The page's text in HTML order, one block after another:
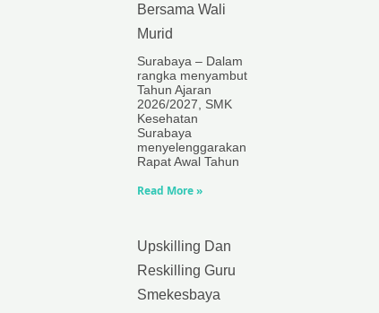
Bersama Wali
Murid
Surabaya – Dalam
rangka menyambut
Tahun Ajaran
2026/2027, SMK
Kesehatan
Surabaya
menyelenggarakan
Rapat Awal Tahun
Read More »
Upskilling Dan
Reskilling Guru
Smekesbaya